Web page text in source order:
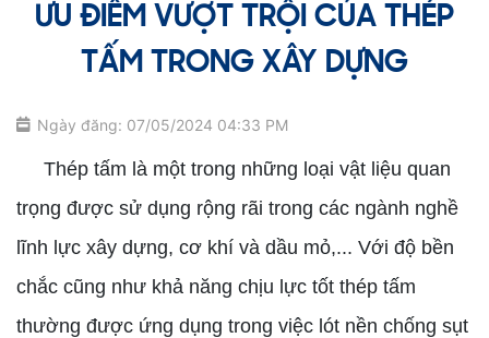
ƯU ĐIỂM VƯỢT TRỘI CỦA THÉP
TẤM TRONG XÂY DỰNG
Ngày đăng: 07/05/2024 04:33 PM
Thép tấm là một trong những loại vật liệu quan
trọng được sử dụng rộng rãi trong các ngành nghề
lĩnh lực xây dựng, cơ khí và dầu mỏ,... Với độ bền
chắc cũng như khả năng chịu lực tốt thép tấm
thường được ứng dụng trong việc lót nền chống sụt